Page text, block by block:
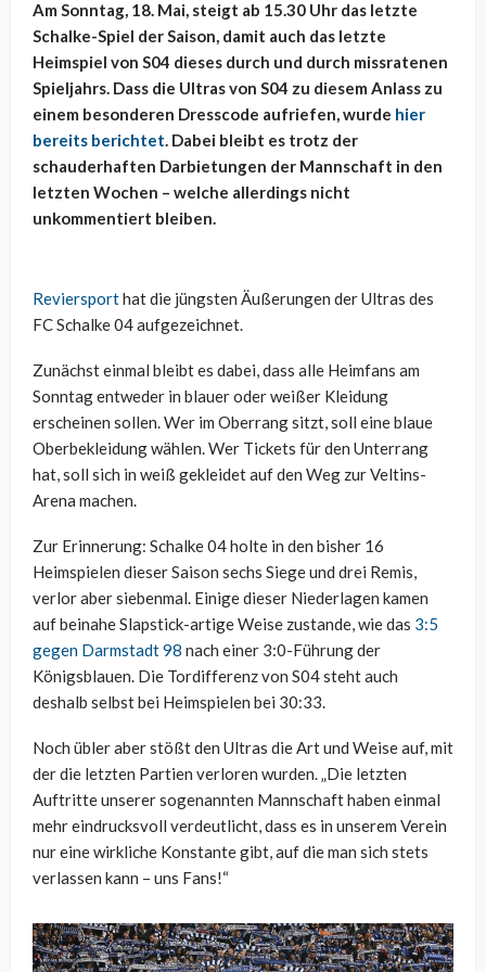
Am Sonntag, 18. Mai, steigt ab 15.30 Uhr das letzte
Schalke-Spiel der Saison, damit auch das letzte
Heimspiel von S04 dieses durch und durch missratenen
Spieljahrs. Dass die Ultras von S04 zu diesem Anlass zu
einem besonderen Dresscode aufriefen, wurde hier
bereits berichtet. Dabei bleibt es trotz der
schauderhaften Darbietungen der Mannschaft in den
letzten Wochen – welche allerdings nicht
unkommentiert bleiben.
Reviersporthat die jüngsten Äußerungen der Ultras des
FC Schalke 04 aufgezeichnet.
Zunächst einmal bleibt es dabei, dass alle Heimfans am
Sonntag entweder in blauer oder weißer Kleidung
erscheinen sollen. Wer im Oberrang sitzt, soll eine blaue
Oberbekleidung wählen. Wer Tickets für den Unterrang
hat, soll sich in weiß gekleidet auf den Weg zur Veltins-
Arena machen.
Zur Erinnerung: Schalke 04 holte in den bisher 16
Heimspielen dieser Saison sechs Siege und drei Remis,
verlor aber siebenmal. Einige dieser Niederlagen kamen
auf beinahe Slapstick-artige Weise zustande, wie das 3:5
gegen Darmstadt 98 nach einer 3:0-Führung der
Königsblauen. Die Tordifferenz von S04 steht auch
deshalb selbst bei Heimspielen bei 30:33.
Noch übler aber stößt den Ultras die Art und Weise auf, mit
der die letzten Partien verloren wurden. „Die letzten
Auftritte unserer sogenannten Mannschaft haben einmal
mehr eindrucksvoll verdeutlicht, dass es in unserem Verein
nur eine wirkliche Konstante gibt, auf die man sich stets
verlassen kann – uns Fans!“